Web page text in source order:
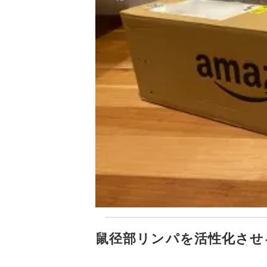
鼠径部リンパを活性化さ